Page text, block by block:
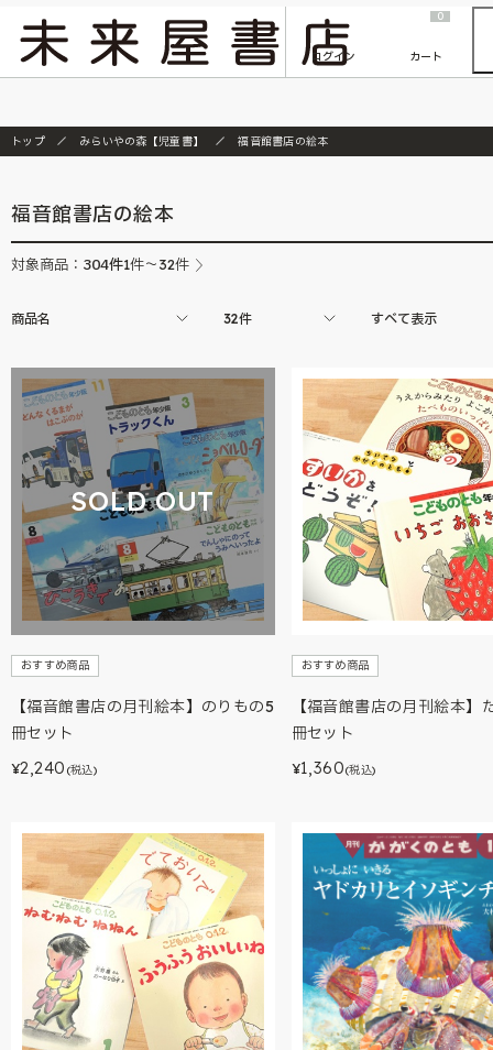
『ONE PIECE magazine 021 ONE PIECEカード付き同梱版』発売延期のご案内
ログイン
0
カート
トップ みらいやの森【児童書】 福音館書店の絵本
福音館書店の絵本
対象商品： 304件1件～32件
商品名 32件 すべて表示
SOLD OUT
おすすめ商品
【福音館書店の月刊絵本】のりもの5
冊セット
¥2,240 (税込)
おすすめ商品
【福音館書店の月刊絵本】
冊セット
¥1,360(税込)